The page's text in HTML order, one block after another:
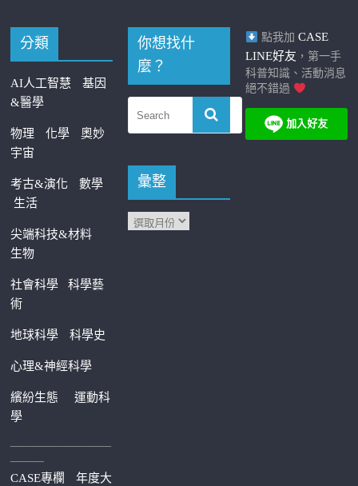
分類
AI人工智慧
基因
&醫學
物理 化學
奧妙
宇宙
考古&演化
數學
生活
尖端科技&材料
生物
社會科學科學藝
術
地球科學 科學史
心理&神經科學
繽紛生態運動科
學
—————————
———
CASE專欄 年度大
你想找什
麼？
彙整
點我加 CASE
LINE好友 ，第一手
科普知識、活動消息
絕不錯過